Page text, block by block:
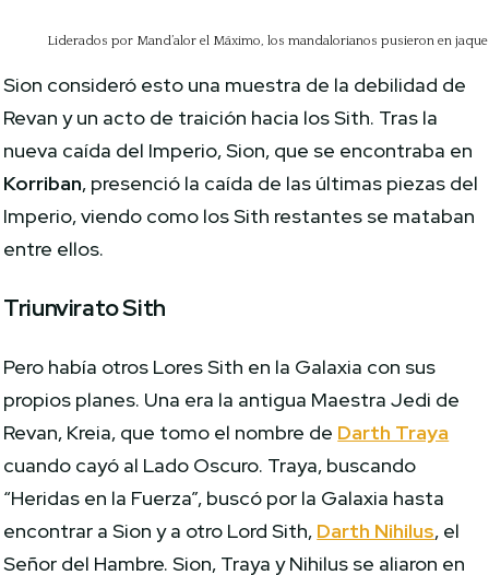
Liderados por Mand’alor el Máximo, los mandalorianos pusieron en
Sion consideró esto una muestra de la debilidad de
Revan y un acto de traición hacia los Sith. Tras la
nueva caída del Imperio, Sion, que se encontraba en
Korriban, presenció la caída de las últimas piezas del
Imperio, viendo como los Sith restantes se mataban
entre ellos.
Triunvirato Sith
Pero había otros Lores Sith en la Galaxia con sus
propios planes. Una era la antigua Maestra Jedi de
Revan, Kreia, que tomo el nombre de Darth Traya
cuando cayó al Lado Oscuro. Traya, buscando
“Heridas en la Fuerza”, buscó por la Galaxia hasta
encontrar a Sion y a otro Lord Sith, Darth Nihilus, el
Señor del Hambre. Sion, Traya y Nihilus se aliaron en